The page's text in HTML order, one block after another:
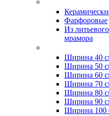
Фарфоровые
Из литьевого
мрамора
Ширина 40
Ширина 50
Ширина 60
Ширина 70
Ширина 80
Ширина 90
Ширина 100